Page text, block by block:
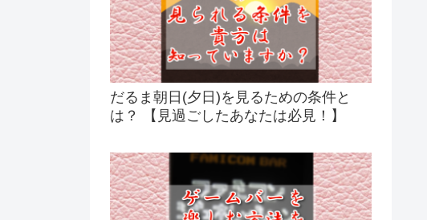
だるま朝日(夕日)を見るための条件と
は？ 【見過ごしたあなたは必見！】